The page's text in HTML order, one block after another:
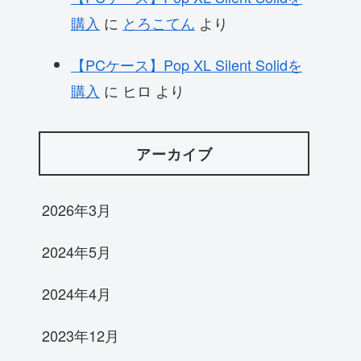
購入 に とろこてん より
【PCケース】Pop XL Silent Solidを
購入 に ヒロ より
アーカイブ
2026年3月
2024年5月
2024年4月
2023年12月